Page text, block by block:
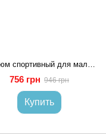
Костюм спортивный для мальчика подростка 140 Черный (709292-140)
756 грн 946 грн
Купить